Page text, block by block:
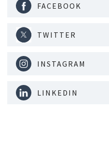
FACEBOOK
TWITTER
INSTAGRAM
LINKEDIN